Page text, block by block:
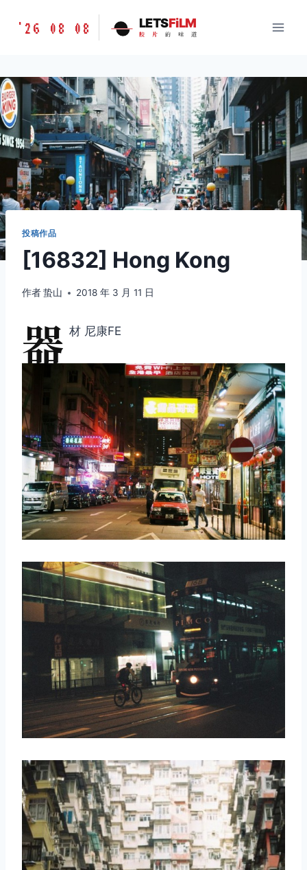
胶
味
道
LETSFILM
'26 08 08 LETSFiLM
胶 片 的 味 道
投稿作品
[16832] Hong Kong
作者蛰山 2018 年 3 月 11 日
器 材 尼康FE